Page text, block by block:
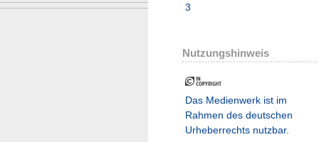
3
Nutzungshinweis
Das Medienwerk ist im
Rahmen des deutschen
Urheberrechts nutzbar.